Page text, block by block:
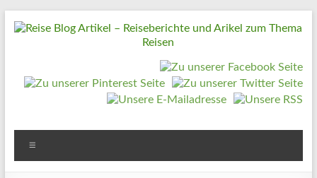
Inhalt
Blog
–
Reiseberichte